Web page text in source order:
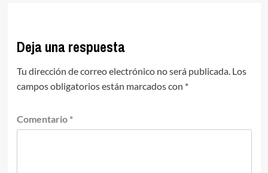
Deja una respuesta
Tu dirección de correo electrónico no será publicada. Los
campos obligatorios están marcados con *
Comentario *